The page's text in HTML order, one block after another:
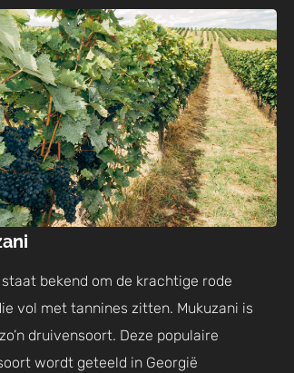
staat bekend om de krachtige rode
vol met tannines zitten. Mukuzani is
druivensoort. Deze populaire
wordt geteeld in Georgië